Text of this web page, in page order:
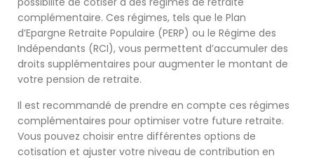
complémentaire. Ces régimes, tels que le Plan
d’Epargne Retraite Populaire (PERP) ou le Régime des
Indépendants (RCI), vous permettent d’accumuler des
droits supplémentaires pour augmenter le montant de
votre pension de retraite.
Il est recommandé de prendre en compte ces régimes
complémentaires pour optimiser votre future retraite.
Vous pouvez choisir entre différentes options de
cotisation et ajuster votre niveau de contribution en